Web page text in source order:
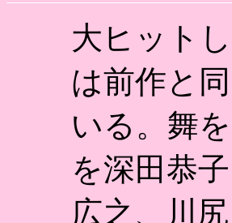
大ヒット
は前作と
いる。舞
を深田恭
広之、川